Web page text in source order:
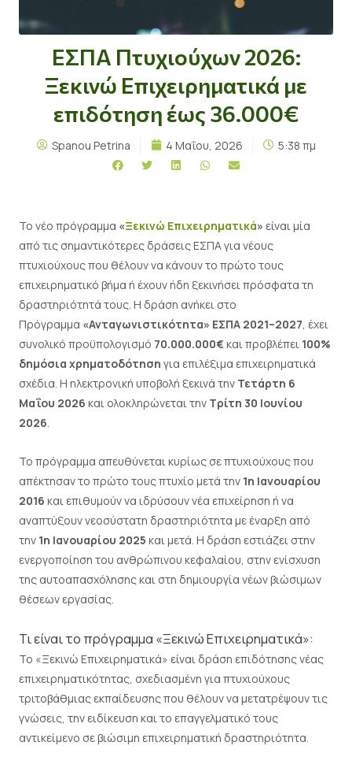
ΕΣΠΑ Πτυχιούχων 2026:
Ξεκινώ Επιχειρηματικά με
επιδότηση έως 36.000€
Spanou Petrina 4 Μαΐου, 2026 5:38 πμ
Το νέο πρόγραμμα «Ξεκινώ Επιχειρηματικά» είναι μία
από τις σημαντικότερες δράσεις ΕΣΠΑ για νέους
πτυχιούχους που θέλουν να κάνουν το πρώτο τους
επιχειρηματικό βήμα ή έχουν ήδη ξεκινήσει πρόσφατα τη
δραστηριότητά τους. Η δράση ανήκει στο
Πρόγραμμα «Ανταγωνιστικότητα» ΕΣΠΑ 2021–2027 , έχει
συνολικό προϋπολογισμό 70.000.000€και προβλέπει 100%
δημόσια χρηματοδότηση για επιλέξιμα επιχειρηματικά
σχέδια. Η ηλεκτρονική υποβολή ξεκινά την Τετάρτη 6
Μαΐου 2026 και ολοκληρώνεται την Τρίτη 30 Ιουνίου
2026
Το πρόγραμμα απευθύνεται κυρίως σε πτυχιούχους που
απέκτησαν το πρώτο τους πτυχίο μετά την 1η Ιανουαρίου
2016 και επιθυμούν να ιδρύσουν νέα επιχείρηση ή να
αναπτύξουν νεοσύστατη δραστηριότητα με έναρξη από
την 1η Ιανουαρίου 2025 και μετά. Η δράση εστιάζει στην
ενεργοποίηση του ανθρώπινου κεφαλαίου, στην ενίσχυση
της αυτοαπασχόλησης και στη δημιουργία νέων βιώσιμων
θέσεων εργασίας.
Τι είναι το πρόγραμμα «Ξεκινώ Επιχειρηματικά»:
Το «Ξεκινώ Επιχειρηματικά» είναι δράση επιδότησης νέας
επιχειρηματικότητας, σχεδιασμένη για πτυχιούχους
τριτοβάθμιας εκπαίδευσης που θέλουν να μετατρέψουν τις
γνώσεις, την ειδίκευση και το επαγγελματικό τους
αντικείμενο σε βιώσιμη επιχειρηματική δραστηριότητα.